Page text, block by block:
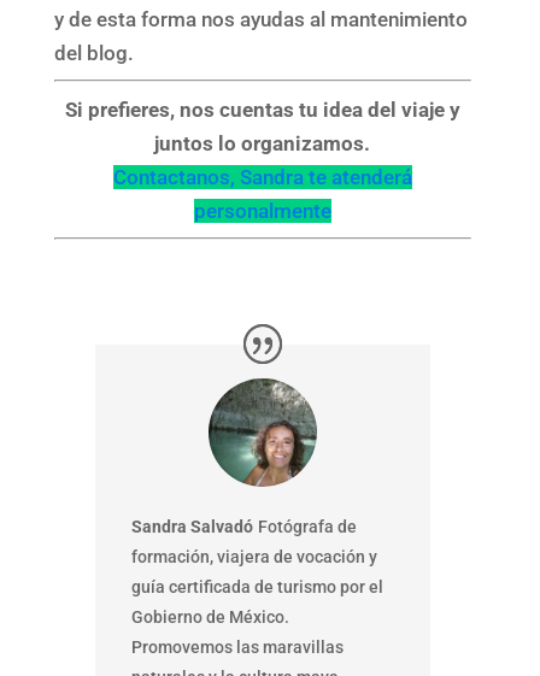
y de esta forma nos ayudas al mantenimiento
del blog.
Si prefieres, nos cuentas tu idea del viaje y
juntos lo organizamos.
Contactanos, Sandra te atenderá
personalmente
Sandra Salvadó Fotógrafa de
formación, viajera de vocación y
guía certificada de turismo por el
Gobierno de México.
Promovemos las maravillas